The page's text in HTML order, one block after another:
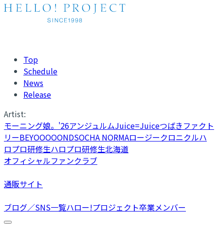
Top
Schedule
News
Release
Artist:
モーニング娘。'26アンジュルムJuice=Juiceつばきファクト
リーBEYOOOOONDSOCHA NORMAロージークロニクルハ
ロプロ研修生ハロプロ研修生北海道
オフィシャルファンクラブ
通販サイト
ブログ／SNS一覧ハロー!プロジェクト卒業メンバー